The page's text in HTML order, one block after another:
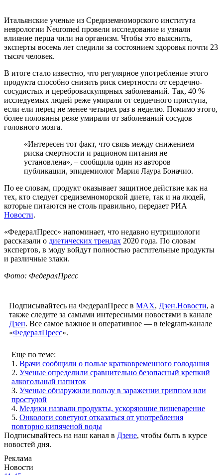
Итальянские ученые из Средиземноморского института
неврологии Neuromed провели исследование и узнали
влияние перца чили на организм. Чтобы это выяснить,
эксперты восемь лет следили за состоянием здоровья почти 23
тысяч человек.
В итоге стало известно, что регулярное употребление этого
продукта способно снизить риск смертности от сердечно-
сосудистых и цереброваскулярных заболеваний. Так, 40 %
исследуемых людей реже умирали от сердечного приступа,
если ели перец не менее четырех раз в неделю. Помимо этого,
более половины реже умирали от заболеваний сосудов
головного мозга.
«Интересен тот факт, что связь между снижением
риска смертности и рационом питания не
установлена», – сообщила один из авторов
публикации, эпидемиолог Мария Лаура Боначио.
По ее словам, продукт оказывает защитное действие как на
тех, кто следует средиземноморской диете, так и на людей,
которые питаются не столь правильно, передает РИА
Новости.
«ФедералПресс» напоминает, что недавно нутрициологи
рассказали о диетических трендах 2020 года. По словам
экспертов, в моду войдут полностью растительные продукты
и различные злаки.
Фото: ФедералПресс
Подписывайтесь на ФедералПресс в МАХ, Дзен.Новости, а
также следите за самыми интересными новостями в канале
Дзен. Все самое важное и оперативное — в telegram-канале
«ФедералПресс».
Еще по теме:
1. Врачи сообщили о пользе кратковременного голодания
2. Ученые определили сравнительно безопасный крепкий
алкогольный напиток
3. Ученые обнаружили пользу в заражении гриппом или
простудой
4. Медики назвали продукты, ускоряющие пищеварение
5. Онкологи советуют отказаться от употребления
повторно кипяченой воды
Подписывайтесь на наш канал в Дзене, чтобы быть в курсе
новостей дня.
Реклама
Новости